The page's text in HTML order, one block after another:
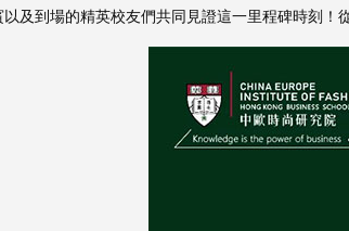
以及到場的精英校友們共同見證這一里程碑時刻！